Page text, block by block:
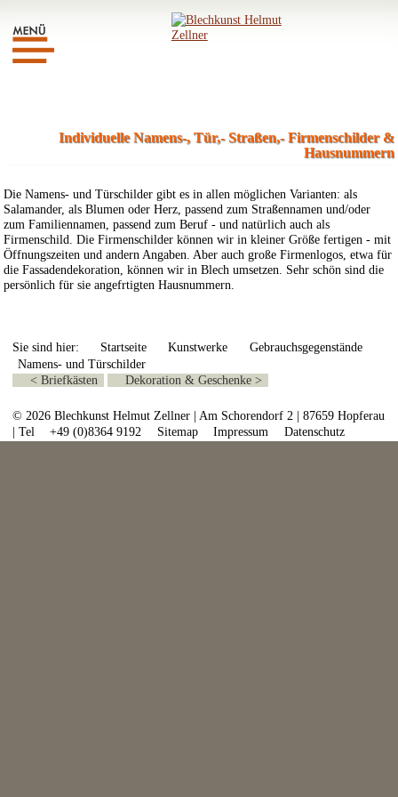
Individuelle Namens-, Tür,- Straßen,- Firmenschilder &
Hausnummern
Die Namens- und Türschilder gibt es in allen möglichen Varianten: als
Salamander, als Blumen oder Herz, passend zum Straßennamen und/oder
zum Familiennamen, passend zum Beruf - und natürlich auch als
Firmenschild. Die Firmenschilder können wir in kleiner Größe fertigen - mit
Öffnungszeiten und andern Angaben. Aber auch große Firmenlogos, etwa für
die Fassadendekoration, können wir in Blech umsetzen. Sehr schön sind die
persönlich für sie angefrtigten Hausnummern.
Sie sind hier: Startseite Kunstwerke
Gebrauchsgegenstände
Namens- und Türschilder
< Briefkästen
Dekoration & Geschenke >
© 2026 Blechkunst Helmut Zellner | Am Schorendorf 2 | 87659 Hopferau
| Tel
+49 (0)8364 9192 Sitemap Impressum Datenschutz